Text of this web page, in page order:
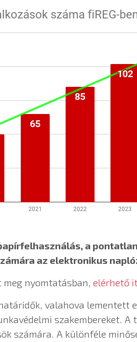
a
az elektronikus
meg nyomtatásban, elérhető
valahova lementett
szakembereket. A
számára. A különféle